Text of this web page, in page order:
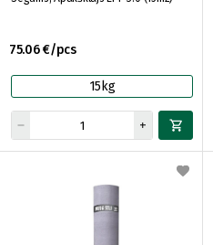
75.06 €/pcs
15kg